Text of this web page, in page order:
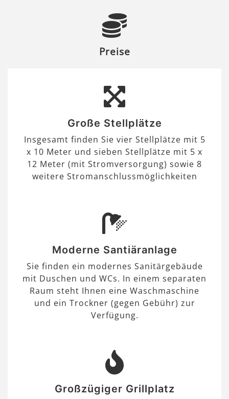
Preise
Große Stellplätze
Insgesamt finden Sie vier Stellplätze mit 5
x 10 Meter und sieben Stellplätze mit 5 x
12 Meter (mit Stromversorgung) sowie 8
weitere Stromanschlussmöglichkeiten
Moderne Santiäranlage
Sie finden ein modernes Sanitärgebäude
mit Duschen und WCs. In einem separaten
Raum steht Ihnen eine Waschmaschine
und ein Trockner (gegen Gebühr) zur
Verfügung.
Großzügiger Grillplatz